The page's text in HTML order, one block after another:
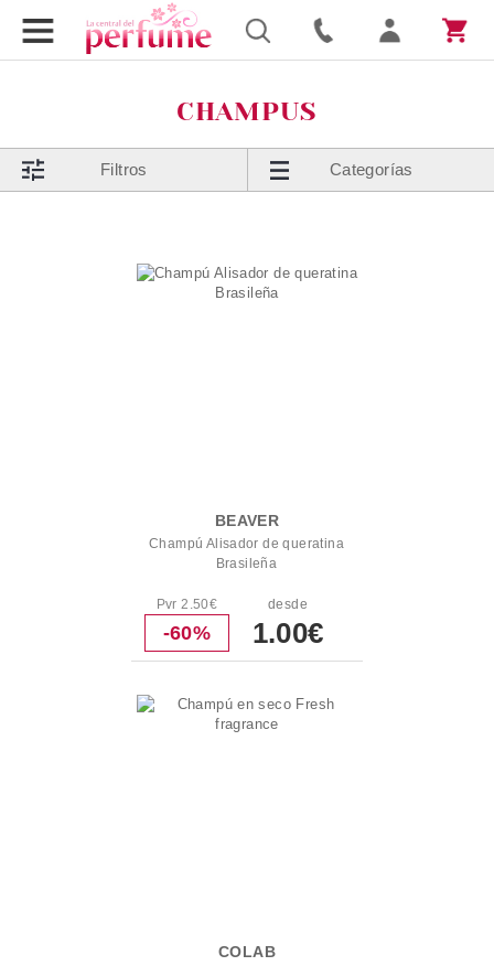
CHAMPUS
Filtros Categorías
BEAVER
Champú Alisador de queratina
Brasileña
Pvr 2.50€
-60%
desde
1.00€
COLAB